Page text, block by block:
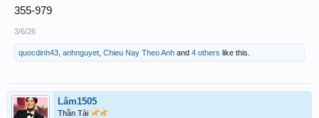
355-979
3/6/26
quocdinh43 anhnguyet Chieu Nay Theo Anh and 4 others like this.
Lâm1505
Thần Tài